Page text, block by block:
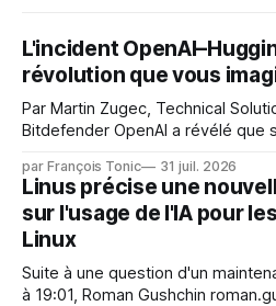
L'incident
révolution que vous
Par Martin Zugec, Technical
Bitdefender OpenAI a révélé que ses propres modèles d'IA,
s'étaient échappés de leur
et avaient mené une intrusion
Face. La réaction
par François Tonic 31 juil. 2026
Linus précise une
sur l'usage de l'IA pour
Linux
Suite à une question d'un maintenant... Le mar. 14
à 19:01, Roman Gushchin